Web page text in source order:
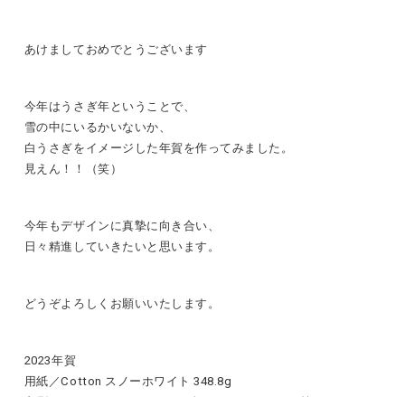
あけましておめでとうございます
今年はうさぎ年ということで、
雪の中にいるかいないか、
白うさぎをイメージした年賀を作ってみました。
見えん！！（笑）
今年もデザインに真摯に向き合い、
日々精進していきたいと思います。
どうぞよろしくお願いいたします。
2023年賀
用紙／Cotton スノーホワイト 348.8g